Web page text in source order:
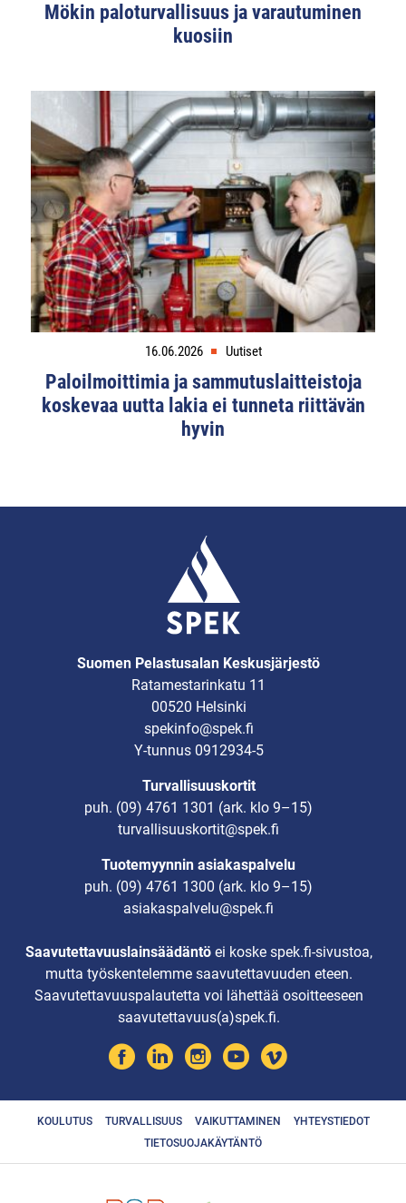
Mökin paloturvallisuus ja varautuminen
kuosiin
16.06.2026 Uutiset
Paloilmoittimia ja sammutuslaitteistoja
koskevaa uutta lakia ei tunneta riittävän
hyvin
Suomen Pelastusalan Keskusjärjestö
Ratamestarinkatu 11
00520 Helsinki
spekinfo@spek.fi
Y-tunnus 0912934-5
Turvallisuuskortit
puh. (09) 4761 1301 (ark. klo 9–15)
turvallisuuskortit@spek.fi
Tuotemyynnin asiakaspalvelu
puh. (09) 4761 1300 (ark. klo 9–15)
asiakaspalvelu@spek.fi
Saavutettavuuslainsäädäntöei koske spek.fi-sivustoa,
mutta työskentelemme saavutettavuuden eteen.
Saavutettavuuspalautetta voi lähettää osoitteeseen
saavutettavuus(a)spek.fi.
KOULUTUS TURVALLISUUS VAIKUTTAMINEN
YHTEYSTIEDOT
TIETOSUOJAKÄYTÄNTÖ